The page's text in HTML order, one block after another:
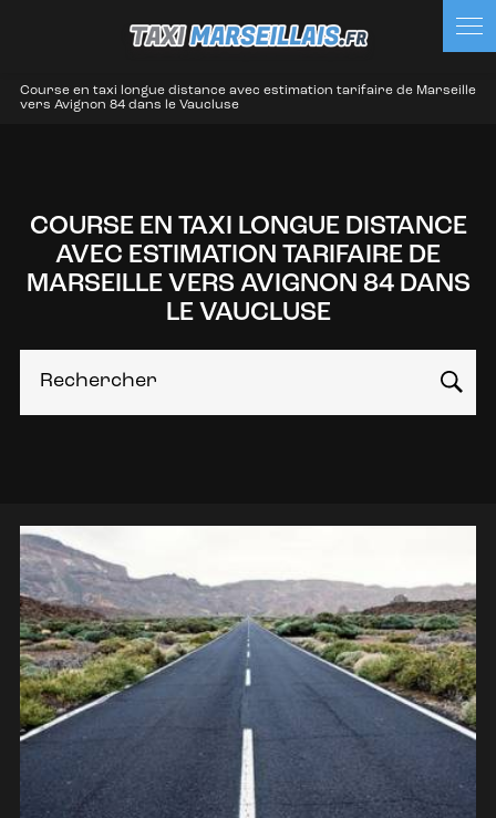
Course en taxi longue distance avec estimation tarifaire de Marseille
vers Avignon 84 dans le Vaucluse
COURSE EN TAXI LONGUE DISTANCE
AVEC ESTIMATION TARIFAIRE DE
MARSEILLE VERS AVIGNON 84 DANS
LE VAUCLUSE
Rechercher